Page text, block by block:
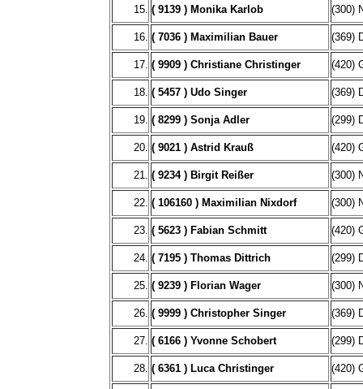
15. ( 9139 ) Monika Karlob (300)
16. ( 7036 ) Maximilian Bauer (369)
17. ( 9909 ) Christiane Christinger (420)
18. ( 5457 ) Udo Singer (369)
19. ( 8299 ) Sonja Adler (299)
20. ( 9021 ) Astrid Krauß (420)
21. ( 9234 ) Birgit Reißer (300)
22. ( 106160 ) Maximilian Nixdorf (300)
23. ( 5623 ) Fabian Schmitt (420)
24. ( 7195 ) Thomas Dittrich (299)
25. ( 9239 ) Florian Wager (300)
26. ( 9999 ) Christopher Singer (369)
27. ( 6166 ) Yvonne Schobert (299)
28. ( 6361 ) Luca Christinger (420)